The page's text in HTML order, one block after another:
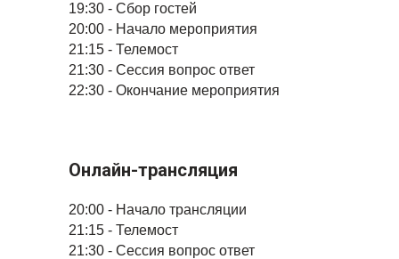
19:30 - Сбор гостей
20:00 - Начало мероприятия
21:15 - Телемост
21:30 - Сессия вопрос ответ
22:30 - Окончание мероприятия
Онлайн-трансляция
20:00 - Начало трансляции
21:15 - Телемост
21:30 - Сессия вопрос ответ